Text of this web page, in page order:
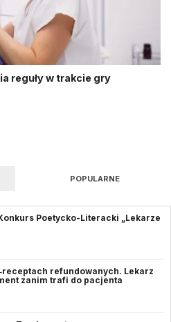
reguły w trakcie gry
POPULARNE
Poetycko-Literacki „Lekarze
refundowanych. Lekarz
zanim trafi do pacjenta